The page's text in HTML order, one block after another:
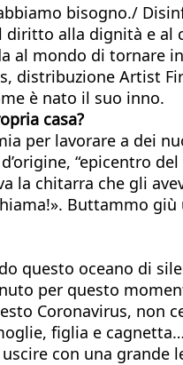
bisogno./
alla dignità e
mondo di tornare
distribuzione Artist
è nato il suo inno.
casa?
per lavorare a dei
“epicentro
la chitarra che gli
Buttammo giù
oceano di
per questo
Coronavirus, non
figlia e
con una grande